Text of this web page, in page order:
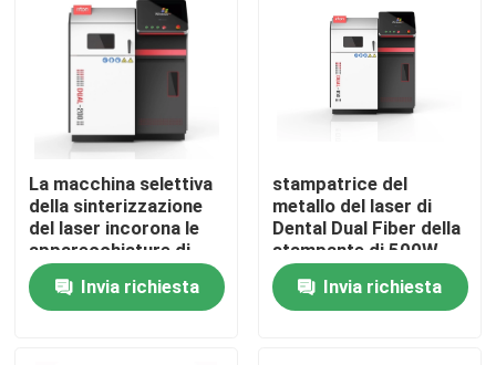
Casa
La macchina selettiva
della sinterizzazione
del laser incorona le
apparecchiature di
stampa dentarie del
metallo delle strutture
3d
Invia richiesta
stampatrice del
metallo del laser di
Dental Dual Fiber della
stampante di 500W
DMLS 3D
Invia richiesta